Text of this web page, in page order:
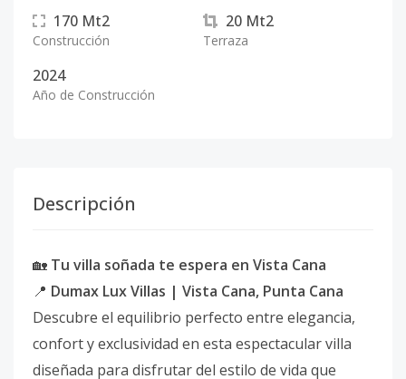
170 Mt2
Construcción
20 Mt2
Terraza
2024
Año de Construcción
Descripción
🏡 Tu villa soñada te espera en Vista Cana
📍 Dumax Lux Villas | Vista Cana, Punta Cana
Descubre el equilibrio perfecto entre elegancia,
confort y exclusividad en esta espectacular villa
diseñada para disfrutar del estilo de vida que